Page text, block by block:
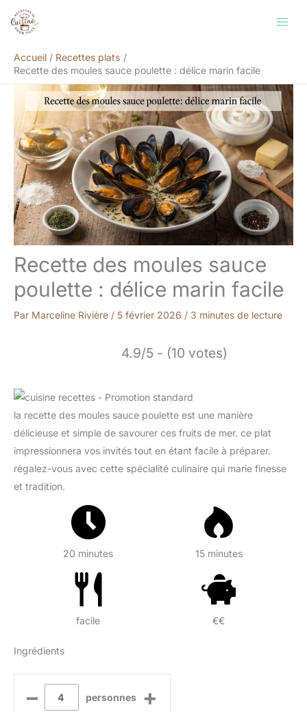
Accueil
Recettes plats
Recette des moules sauce poulette : délice marin facile
Recette des moules sauce
poulette : délice marin facile
Par Marceline Rivière / 5 février 2026 / 3 minutes de lecture
4.9/5 - (10 votes)
la recette des moules sauce poulette est une manière
délicieuse et simple de savourer ces fruits de mer. ce plat
impressionnera vos invités tout en étant facile à préparer.
régalez-vous avec cette spécialité culinaire qui marie finesse
et tradition.
20 minutes 15 minutes
facile €€
Ingrédients
– personnes +
Rechercher